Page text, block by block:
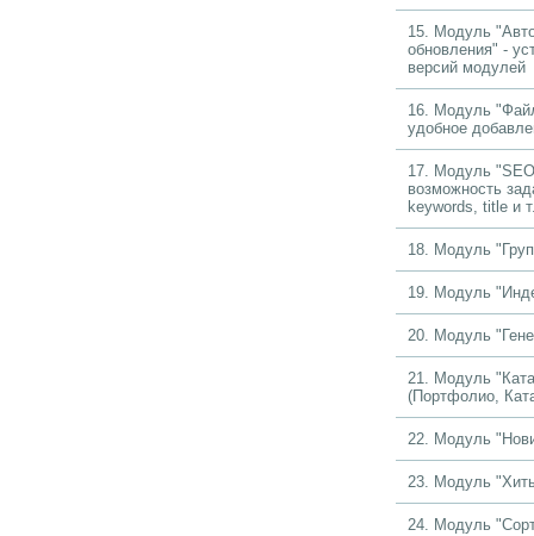
15. Модуль
обновления" -
версий модулей
16. Модуль
удобное
17. Модуль
возможность
keywords, title и
18. Модуль
19. Модуль
20. Модуль
21. Модуль
(Портфолио,
22. Модуль
23. Модуль
24. Модуль